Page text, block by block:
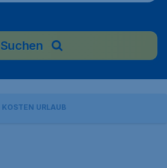
Suchen
KOSTEN URLAUB